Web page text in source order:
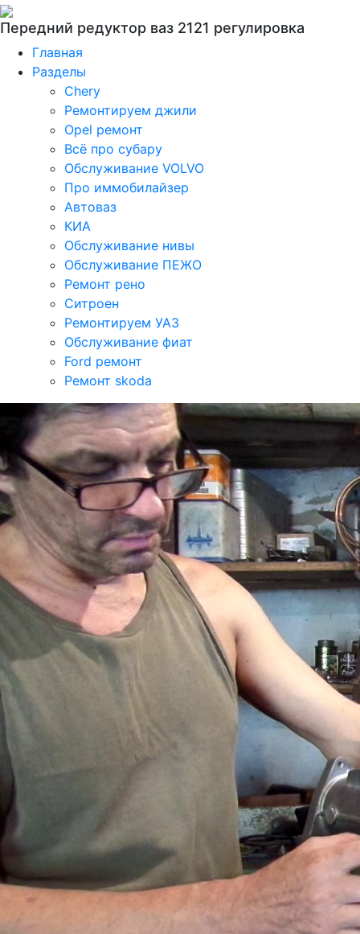
Передний редуктор ваз 2121 регулировка
Главная
Разделы
Chery
Ремонтируем джили
Opel ремонт
Всё про субару
Обслуживание VOLVO
Про иммобилайзер
Автоваз
КИА
Обслуживание нивы
Обслуживание ПЕЖО
Ремонт рено
Ситроен
Ремонтируем УАЗ
Обслуживание фиат
Ford ремонт
Ремонт skoda